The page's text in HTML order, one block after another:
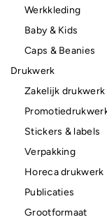
Werkkleding
Baby & Kids
Caps & Beanies
Drukwerk
Zakelijk drukwerk
Stickers & labels
Verpakking
Horeca drukwerk
Publicaties
Grootformaat